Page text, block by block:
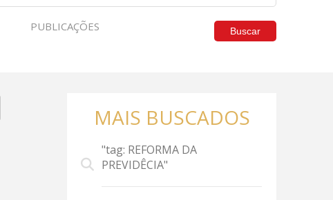
PUBLICAÇÕES Buscar
MAIS BUSCADOS
"tag: REFORMA DA
PREVIDÊCIA"